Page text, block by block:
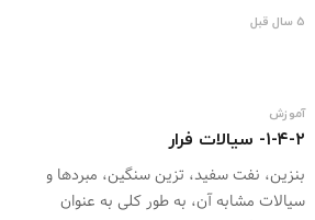
5 سال قبل
آموزش
۱-۴-۲- سیالات فرار
بنزین، نفت سفید، تزین سنگین، مبردها و
سیالات مشابه آن، به طور کلی به عنوان